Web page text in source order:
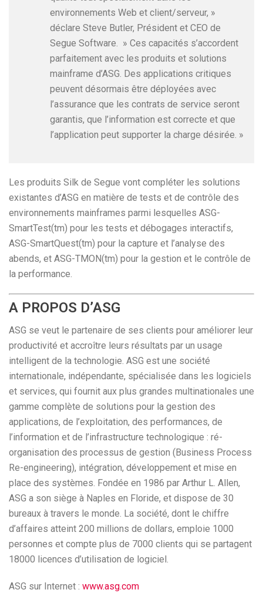
environnements Web et client/serveur, »
déclare Steve Butler, Président et CEO de
Segue Software. » Ces capacités s’accordent
parfaitement avec les produits et solutions
mainframe d’ASG. Des applications critiques
peuvent désormais être déployées avec
l’assurance que les contrats de service seront
garantis, que l’information est correcte et que
l’application peut supporter la charge désirée. »
Les produits Silk de Segue vont compléter les solutions
existantes d’ASG en matière de tests et de contrôle des
environnements mainframes parmi lesquelles ASG-
SmartTest(tm) pour les tests et débogages interactifs,
ASG-SmartQuest(tm) pour la capture et l’analyse des
abends, et ASG-TMON(tm) pour la gestion et le contrôle de
la performance.
A PROPOS D’ASG
ASG se veut le partenaire de ses clients pour améliorer leur
productivité et accroître leurs résultats par un usage
intelligent de la technologie. ASG est une société
internationale, indépendante, spécialisée dans les logiciels
et services, qui fournit aux plus grandes multinationales une
gamme complète de solutions pour la gestion des
applications, de l’exploitation, des performances, de
l’information et de l’infrastructure technologique : ré-
organisation des processus de gestion (Business Process
Re-engineering), intégration, développement et mise en
place des systèmes. Fondée en 1986 par Arthur L. Allen,
ASG a son siège à Naples en Floride, et dispose de 30
bureaux à travers le monde. La société, dont le chiffre
d’affaires atteint 200 millions de dollars, emploie 1000
personnes et compte plus de 7000 clients qui se partagent
18000 licences d’utilisation de logiciel.
ASG sur Internet : www.asg.com